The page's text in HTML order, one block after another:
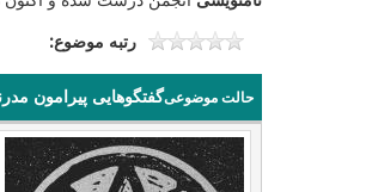
رتبه موضوع:
حالت موضوعیگفتگوهایی پیرامون